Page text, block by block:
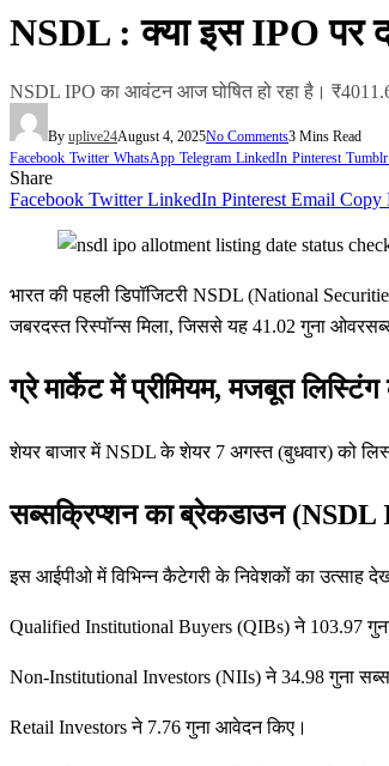
NSDL : क्या इस IPO पर
NSDL IPO का आवंटन आज घोषित हो रहा है।
By uplive24August 4, 2025No Comments3 Mins Read
Facebook Twitter WhatsApp Telegram LinkedIn Pinterest Tumblr
Share
Facebook Twitter LinkedIn Pinterest Email Copy
भारत की पहली डिपॉजिटरी NSDL (National
जबरदस्त रिस्पॉन्स मिला, जिससे यह 41.02 गुना
ग्रे मार्केट में प्रीमियम, मजबूत
शेयर बाजार में NSDL के शेयर 7 अगस्त (बुधवार) को
सब्सक्रिप्शन का ब्रेकडाउन
इस आईपीओ में विभिन्न कैटेगरी के निवेशकों का उत्साह
Qualified Institutional Buyers (QIBs) ने 103.97
Non-Institutional Investors (NIIs) ने 34.98 गुना
Retail Investors ने 7.76 गुना आवेदन किए।